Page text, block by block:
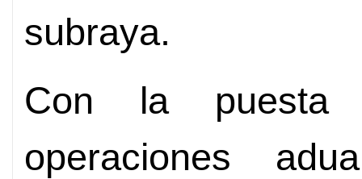
subraya.
Con la
operaciones